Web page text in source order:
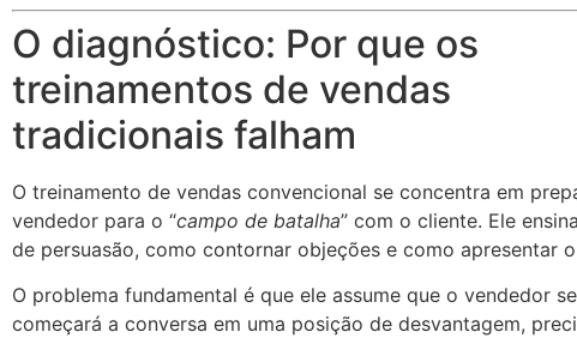
O diagnóstico: Por que os
treinamentos de vendas
tradicionais falham
O treinamento de vendas convencional se concentra em
vendedor para o “campo de batalha” com o cliente. Ele
de persuasão, como contornar objeções e como apresentar
O problema fundamental é que ele assume que o vendedor
começará a conversa em uma posição de desvantagem,